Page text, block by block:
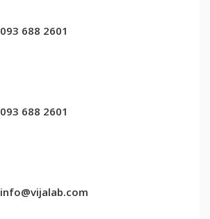
093 688 2601
093 688 2601
info@vijalab.com